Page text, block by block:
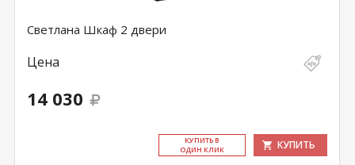
Светлана Шкаф 2 двери
Цена
14 030
КУ­ПИТЬ В
ОДИН КЛИК
КУПИТЬ